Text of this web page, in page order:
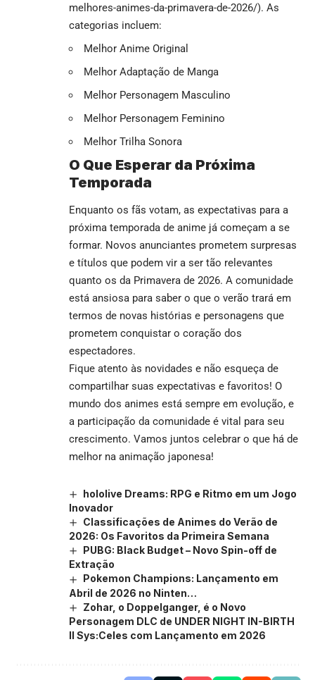
melhores-animes-da-primavera-de-2026/). As
categorias incluem:
Melhor Anime Original
Melhor Adaptação de Manga
Melhor Personagem Masculino
Melhor Personagem Feminino
Melhor Trilha Sonora
O Que Esperar da Próxima
Temporada
Enquanto os fãs votam, as expectativas para a
próxima temporada de anime já começam a se
formar. Novos anunciantes prometem surpresas
e títulos que podem vir a ser tão relevantes
quanto os da Primavera de 2026. A comunidade
está ansiosa para saber o que o verão trará em
termos de novas histórias e personagens que
prometem conquistar o coração dos
espectadores.
Fique atento às novidades e não esqueça de
compartilhar suas expectativas e favoritos! O
mundo dos animes está sempre em evolução, e
a participação da comunidade é vital para seu
crescimento. Vamos juntos celebrar o que há de
melhor na animação japonesa!
hololive Dreams: RPG e Ritmo em um Jogo
Inovador
Classificações de Animes do Verão de
2026: Os Favoritos da Primeira Semana
PUBG: Black Budget – Novo Spin-off de
Extração
Pokemon Champions: Lançamento em
Abril de 2026 no Ninten…
Zohar, o Doppelganger, é o Novo
Personagem DLC de UNDER NIGHT IN-BIRTH
II Sys:Celes com Lançamento em 2026